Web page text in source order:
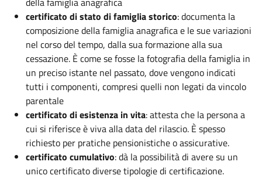
certificato di stato di famiglia storico: documenta la
composizione della famiglia anagrafica e le sue variazioni
nel corso del tempo, dalla sua formazione alla sua
cessazione. È come se fosse la fotografia della famiglia in
un preciso istante nel passato, dove vengono indicati
tutti i componenti, compresi quelli non legati da vincolo
parentale
certificato di esistenza in vita: attesta che la persona a
cui si riferisce è viva alla data del rilascio. È spesso
richiesto per pratiche pensionistiche o assicurative.
certificato cumulativo: dà la possibilità di avere su un
unico certificato diverse tipologie di certificazione.